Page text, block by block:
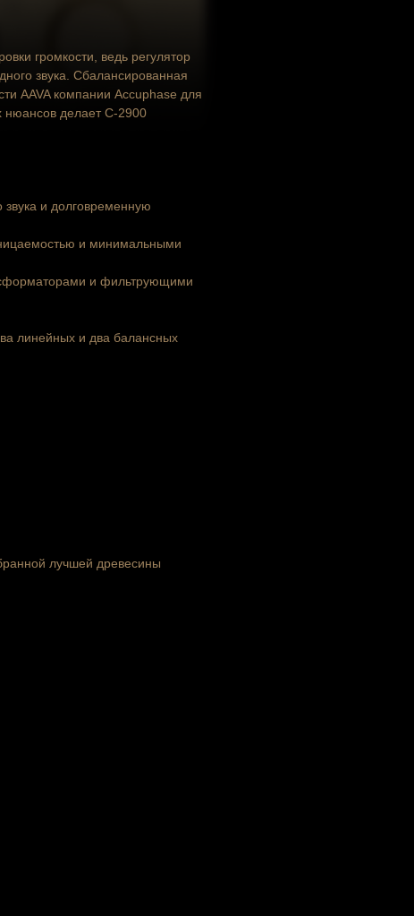
громкости, ведь регулятор
звука. Сбалансированная
AAVA компании Accuphase для
нюансов делаетC-2900
и долговременную
и минимальными
и фильтрующими
линейных и два балансных
лучшей древесины